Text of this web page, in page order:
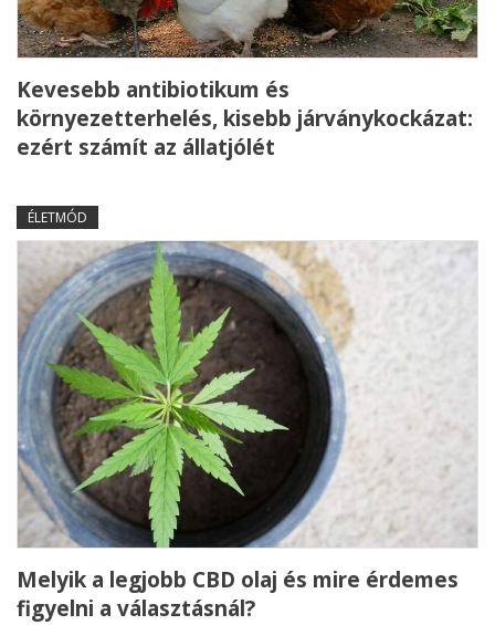
Kevesebb antibiotikum és
környezetterhelés, kisebb járványkockázat:
ezért számít az állatjólét
ÉLETMÓD
Melyik a legjobb CBD olaj és mire érdemes
figyelni a választásnál?